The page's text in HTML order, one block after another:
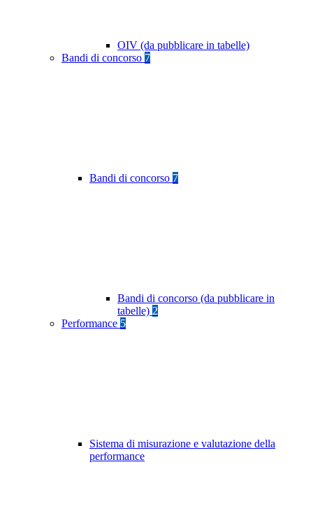
OIV (da pubblicare in tabelle)
Bandi di concorso 7
Bandi di concorso 7
Bandi di concorso (da pubblicare in
tabelle) 2
Performance 5
Sistema di misurazione e valutazione della
performance